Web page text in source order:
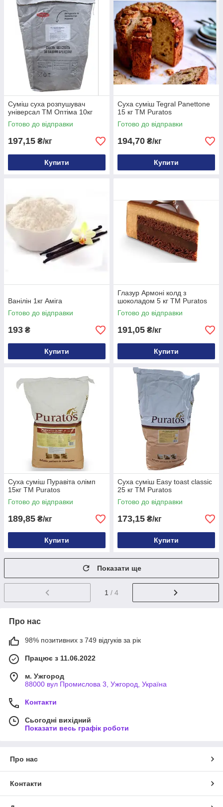
Суміш суха розпушувач
універсал ТМ Оптіма 10кг
Готово до відправки
197,15 ₴/кг
Купити
Суха суміш Tegral Panettone
15 кг ТМ Puratos
Готово до відправки
194,70 ₴/кг
Купити
Ванілін 1кг Аміга
Готово до відправки
193 ₴
Купити
Глазур Армоні колд з
шоколадом 5 кг ТМ Puratos
Готово до відправки
191,05 ₴/кг
Купити
Суха суміш Пуравіта олімп
15кг ТМ Puratos
Готово до відправки
189,85 ₴/кг
Купити
Суха суміш Easy toast classic
25 кг ТМ Puratos
Готово до відправки
173,15 ₴/кг
Купити
Показати ще
1 / 4
Про нас
98% позитивних з 749 відгуків за рік
Працює з 11.06.2022
м. Ужгород
88000 вул Промислова 3, Ужгород, Україна
Контакти
Сьогодні вихідний
Показати весь графік роботи
Про нас
Контакти